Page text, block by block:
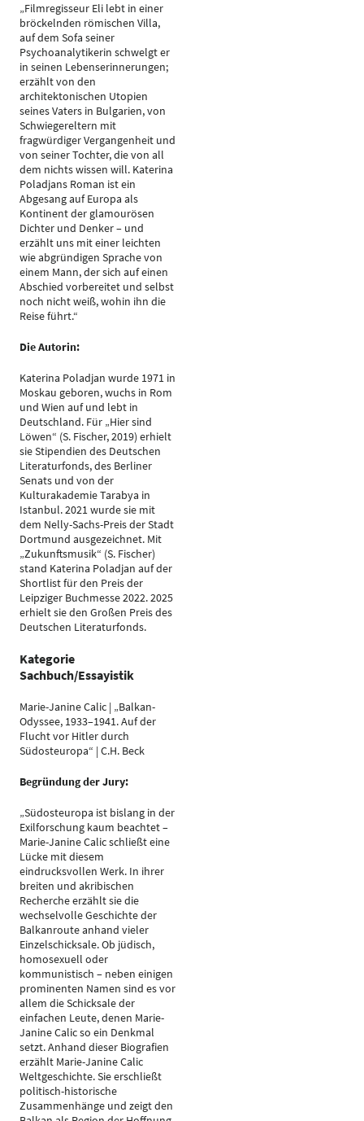
„Filmregisseur Eli lebt in einer
bröckelnden römischen Villa,
auf dem Sofa seiner
Psychoanalytikerin schwelgt er
in seinen Lebenserinnerungen;
erzählt von den
architektonischen Utopien
seines Vaters in Bulgarien, von
Schwiegereltern mit
fragwürdiger Vergangenheit und
von seiner Tochter, die von all
dem nichts wissen will. Katerina
Poladjans Roman ist ein
Abgesang auf Europa als
Kontinent der glamourösen
Dichter und Denker – und
erzählt uns mit einer leichten
wie abgründigen Sprache von
einem Mann, der sich auf einen
Abschied vorbereitet und selbst
noch nicht weiß, wohin ihn die
Reise führt.“
Die Autorin:
Katerina Poladjan wurde 1971 in
Moskau geboren, wuchs in Rom
und Wien auf und lebt in
Deutschland. Für „Hier sind
Löwen“ (S. Fischer, 2019) erhielt
sie Stipendien des Deutschen
Literaturfonds, des Berliner
Senats und von der
Kulturakademie Tarabya in
Istanbul. 2021 wurde sie mit
dem Nelly-Sachs-Preis der Stadt
Dortmund ausgezeichnet. Mit
„Zukunftsmusik“ (S. Fischer)
stand Katerina Poladjan auf der
Shortlist für den Preis der
Leipziger Buchmesse 2022. 2025
erhielt sie den Großen Preis des
Deutschen Literaturfonds.
Kategorie
Sachbuch/Essayistik
Marie-Janine Calic | „Balkan-
Odyssee, 1933–1941. Auf der
Flucht vor Hitler durch
Südosteuropa“ | C.H. Beck
Begründung der Jury:
„Südosteuropa ist bislang in der
Exilforschung kaum beachtet –
Marie-Janine Calic schließt eine
Lücke mit diesem
eindrucksvollen Werk. In ihrer
breiten und akribischen
Recherche erzählt sie die
wechselvolle Geschichte der
Balkanroute anhand vieler
Einzelschicksale. Ob jüdisch,
homosexuell oder
kommunistisch – neben einigen
prominenten Namen sind es vor
allem die Schicksale der
einfachen Leute, denen Marie-
Janine Calic so ein Denkmal
setzt. Anhand dieser Biografien
erzählt Marie-Janine Calic
Weltgeschichte. Sie erschließt
politisch-historische
Zusammenhänge und zeigt den